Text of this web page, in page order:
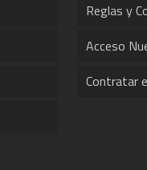
Reglas y
Acceso
Contratar